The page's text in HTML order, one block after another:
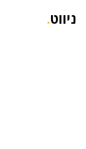
ניווט.